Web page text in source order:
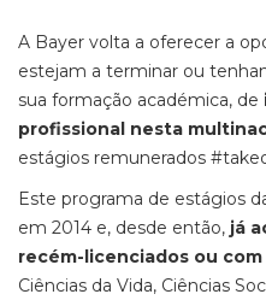
A Bayer volta a oferecer a
estejam a terminar ou
sua formação académica, de
profissional nesta
estágios remunerados
Este programa de estágios
em 2014 e, desde então, já
recém-licenciados ou
Ciências da Vida, Ciências